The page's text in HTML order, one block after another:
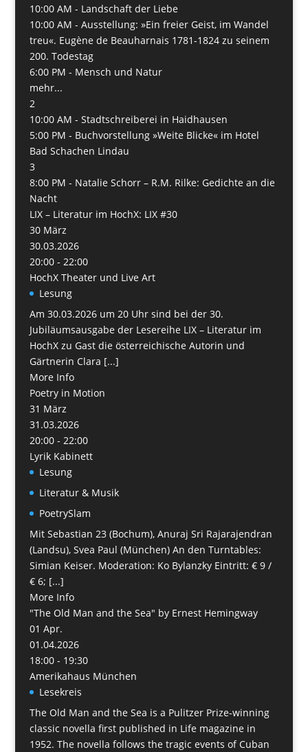
10:00 AM - Landschaft der Liebe
10:00 AM - Ausstellung: »Ein freier Geist, im Wandel
treu«. Eugène de Beauharnais 1781-1824 zu seinem
200. Todestag
6:00 PM - Mensch und Natur
mehr...
2
10:00 AM - Stadtschreiberei in Haidhausen
5:00 PM - Buchvorstellung »Weite Blicke« im Hotel
Bad Schachen Lindau
3
8:00 PM - Natalie Schorr – R.M. Rilke: Gedichte an die
Nacht
LIX – Literatur im HochX: LIX #30
30 März
30.03.2026
20:00 - 22:00
HochX Theater und Live Art
Lesung
Am 30.03.2026 um 20 Uhr sind bei der 30.
Jubiläumsausgabe der Lesereihe LIX – Literatur im
HochX zu Gast die österreichische Autorin und
Gärtnerin Clara [...]
More Info
Poetry in Motion
31 März
31.03.2026
20:00 - 22:00
Lyrik Kabinett
Lesung
Literatur & Musik
PoetrySlam
Mit Sebastian 23 (Bochum), Anuraj Sri Rajarajendran
(Landsu), Svea Paul (München) An den Turntables:
Simian Keiser. Moderation: Ko Bylanzky Eintritt: € 9 /
€ 6; [...]
More Info
"The Old Man and the Sea" by Ernest Hemingway
01 Apr.
01.04.2026
18:00 - 19:30
Amerikahaus München
Lesekreis
The Old Man and the Sea is a Pulitzer Prize-winning
classic novella first published in Life magazine in
1952. The novella follows the tragic events of Cuban